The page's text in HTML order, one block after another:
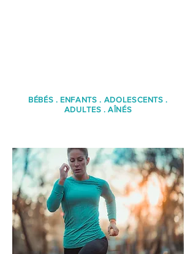
BÉBÉS . ENFANTS . ADOLESCENTS .
ADULTES . AÎNÉS